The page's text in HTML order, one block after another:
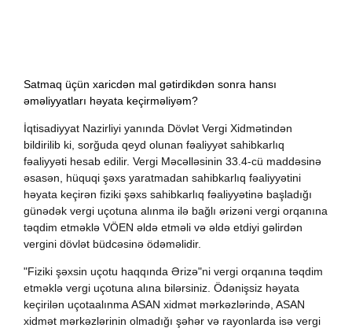
Satmaq üçün xaricdən mal gətirdikdən sonra hansı
əməliyyatları həyata keçirməliyəm?
İqtisadiyyat Nazirliyi yanında Dövlət Vergi Xidmətindən
bildirilib ki, sorğuda qeyd olunan fəaliyyət sahibkarlıq
fəaliyyəti hesab edilir. Vergi Məcəlləsinin 33.4-cü maddəsinə
əsasən, hüquqi şəxs yaratmadan sahibkarlıq fəaliyyətini
həyata keçirən fiziki şəxs sahibkarlıq fəaliyyətinə başladığı
günədək vergi uçotuna alınma ilə bağlı ərizəni vergi orqanına
təqdim etməklə VÖEN əldə etməli və əldə etdiyi gəlirdən
vergini dövlət büdcəsinə ödəməlidir.
"Fiziki şəxsin uçotu haqqında Ərizə"ni vergi orqanına təqdim
etməklə vergi uçotuna alına bilərsiniz. Ödənişsiz həyata
keçirilən uçotaalınma ASAN xidmət mərkəzlərində, ASAN
xidmət mərkəzlərinin olmadığı şəhər və rayonlarda isə vergi